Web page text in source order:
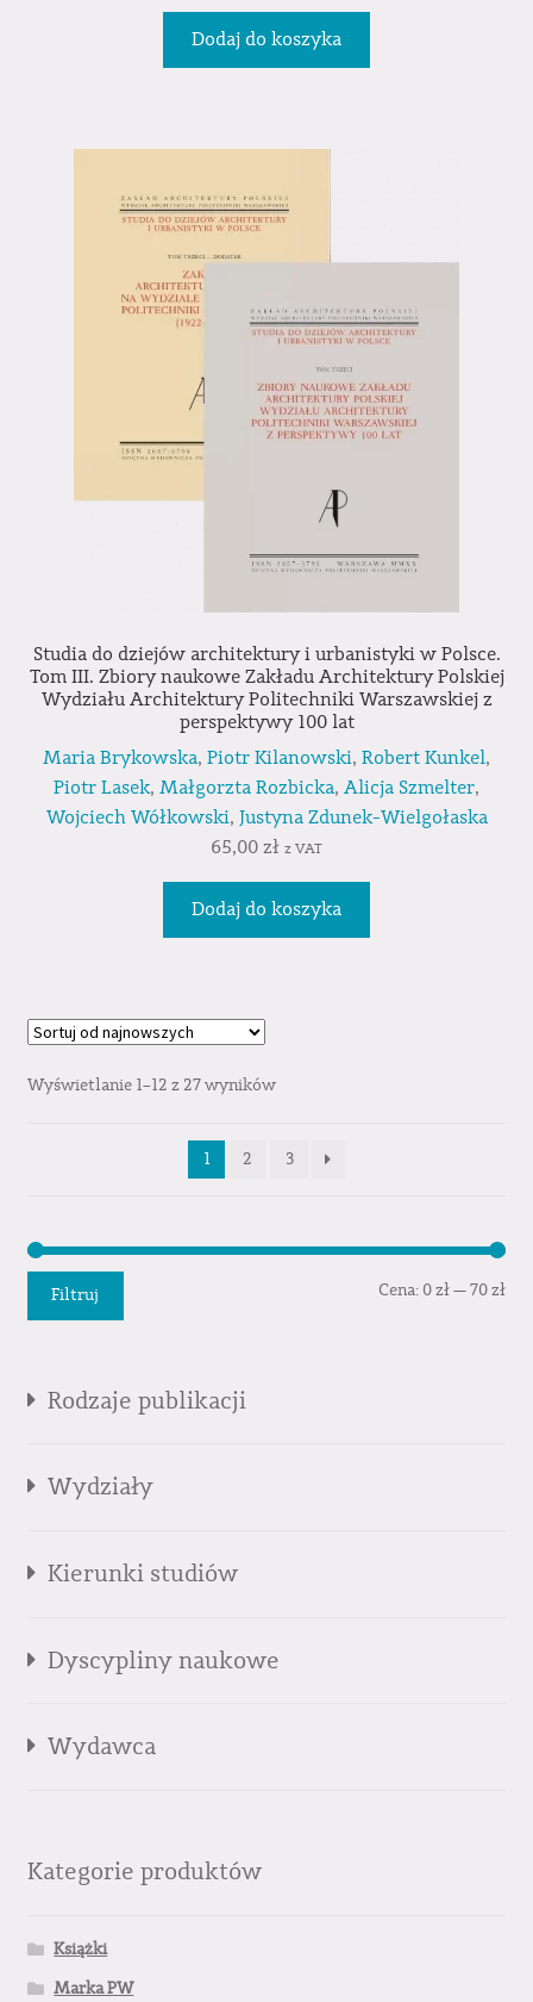
Dodaj do koszyka
Studia do dziejów architektury i urbanistyki w Polsce.
Tom III. Zbiory naukowe Zakładu Architektury Polskiej
Wydziału Architektury Politechniki Warszawskiej z
perspektywy 100 lat
Maria Brykowska, Piotr Kilanowski, Robert Kunkel,
Piotr Lasek, Małgorzta Rozbicka, Alicja Szmelter,
Wojciech Wółkowski, Justyna Zdunek-Wielgołaska
65,00 zł z VAT
Dodaj do koszyka
Wyświetlanie 1–12 z 27 wyników
1 2 3
Filtruj Cena: 0 zł—70 zł
Rodzaje publikacji
Wydziały
Kierunki studiów
Dyscypliny naukowe
Wydawca
Kategorie produktów
Książki
Marka PW